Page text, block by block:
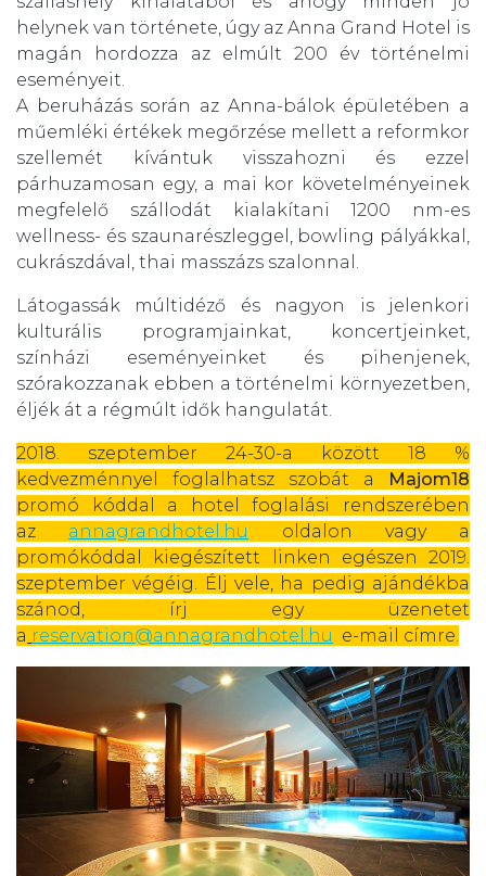
helynek van története, úgy az Anna Grand Hotel is
magán hordozza az elmúlt 200 év történelmi
eseményeit.
A beruházás során az Anna-bálok épületében a
műemléki értékek megőrzése mellett a reformkor
szellemét kívántuk visszahozni és ezzel
párhuzamosan egy, a mai kor követelményeinek
megfelelő szállodát kialakítani 1200 nm-es
wellness- és szaunarészleggel, bowling pályákkal,
cukrászdával, thai masszázs szalonnal.
Látogassák múltidéző és nagyon is jelenkori
kulturális programjainkat, koncertjeinket,
színházi eseményeinket és pihenjenek,
szórakozzanak ebben a történelmi környezetben,
éljék át a régmúlt idők hangulatát.
2018. szeptember 24-30-a között 18 %
kedvezménnyel foglalhatsz szobát a
Majom18
promó kóddal a hotel foglalási rendszerében
az annagrandhotel.hu
oldalon vagy a
promókóddal kiegészített linken egészen 2019.
szeptember végéig. Élj vele, ha pedig ajándékba
szánod, írj egy üzenetet
a reservation@annagrandhotel.hu e-mail címre.